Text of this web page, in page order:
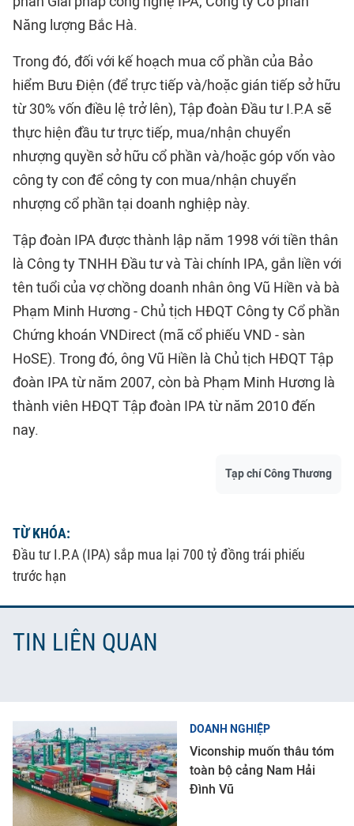
Năng lượng Bắc Hà.
Trong đó, đối với kế hoạch mua cổ phần của Bảo
hiểm Bưu Điện (để trực tiếp và/hoặc gián tiếp sở hữu
từ 30% vốn điều lệ trở lên), Tập đoàn Đầu tư I.P.A sẽ
thực hiện đầu tư trực tiếp, mua/nhận chuyển
nhượng quyền sở hữu cổ phần và/hoặc góp vốn vào
công ty con để công ty con mua/nhận chuyển
nhượng cổ phần tại doanh nghiệp này.
Tập đoàn IPA được thành lập năm 1998 với tiền thân
là Công ty TNHH Đầu tư và Tài chính IPA, gắn liền với
tên tuổi của vợ chồng doanh nhân ông Vũ Hiền và bà
Phạm Minh Hương - Chủ tịch HĐQT Công ty Cổ phần
Chứng khoán VNDirect (mã cổ phiếu VND - sàn
HoSE). Trong đó, ông Vũ Hiền là Chủ tịch HĐQT Tập
đoàn IPA từ năm 2007, còn bà Phạm Minh Hương là
thành viên HĐQT Tập đoàn IPA từ năm 2010 đến
nay.
Tạp chí Công Thương
TỪ KHÓA:
Đầu tư I.P.A (IPA) sắp mua lại 700 tỷ đồng trái phiếu
trước hạn
TIN LIÊN QUAN
DOANH NGHIỆP
Viconship muốn thâu tóm
toàn bộ cảng Nam Hải
Đình Vũ